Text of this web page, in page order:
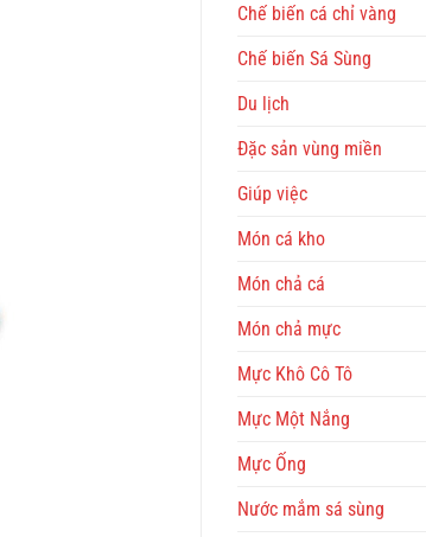
Chế biến cá chỉ vàng
Chế biến Sá Sùng
Du lịch
Đặc sản vùng miền
Giúp việc
Món cá kho
Món chả cá
Món chả mực
Mực Khô Cô Tô
Mực Một Nắng
Mực Ống
Nước mắm sá sùng